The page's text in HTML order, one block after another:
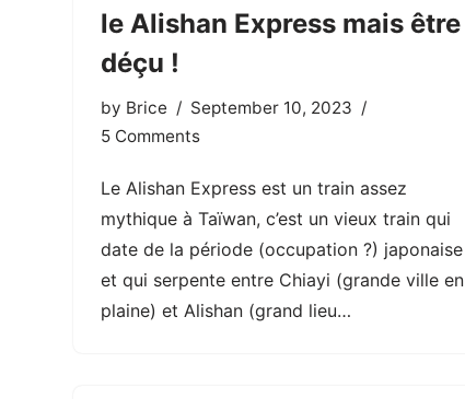
le Alishan Express mais être
déçu !
by Brice
September 10, 2023
5 Comments
Le Alishan Express est un train assez
mythique à Taïwan, c’est un vieux train qui
date de la période (occupation ?) japonaise
et qui serpente entre Chiayi (grande ville en
plaine) et Alishan (grand lieu…